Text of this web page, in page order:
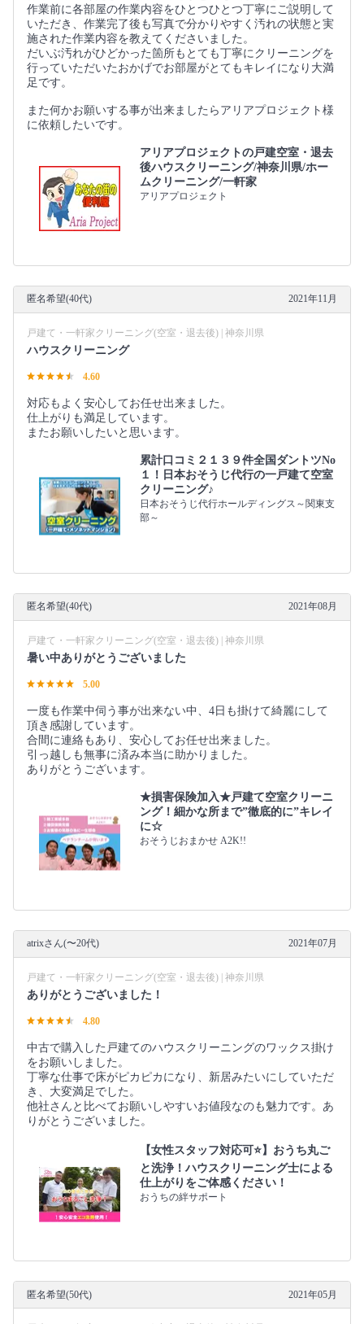
作業前に各部屋の作業内容をひとつひとつ丁寧にご説明して
いただき、作業完了後も写真で分かりやすく汚れの状態と実
施された作業内容を教えてくださいました。
だいぶ汚れがひどかった箇所もとても丁寧にクリーニングを
行っていただいたおかげでお部屋がとてもキレイになり大満
足です。
また何かお願いする事が出来ましたらアリアプロジェクト様
に依頼したいです。
アリアプロジェクトの戸建空室・退去
後ハウスクリーニング/神奈川県/ホー
ムクリーニング/一軒家
アリアプロジェクト
匿名希望(40代) 2021年11月
戸建て・一軒家クリーニング(空室・退去後) | 神奈川県
ハウスクリーニング
4.60
対応もよく安心してお任せ出来ました。
仕上がりも満足しています。
またお願いしたいと思います。
累計口コミ２１３９件全国ダントツNo
１！日本おそうじ代行の一戸建て空室
クリーニング♪
日本おそうじ代行ホールディングス～関東支
部～
匿名希望(40代) 2021年08月
戸建て・一軒家クリーニング(空室・退去後) | 神奈川県
暑い中ありがとうございました
5.00
一度も作業中伺う事が出来ない中、4日も掛けて綺麗にして
頂き感謝しています。
合間に連絡もあり、安心してお任せ出来ました。
引っ越しも無事に済み本当に助かりました。
ありがとうございます。
★損害保険加入★戸建て空室クリーニ
ング！細かな所まで”徹底的に”キレイ
に☆
おそうじおまかせ A2K!!
atrixさん(〜20代) 2021年07月
戸建て・一軒家クリーニング(空室・退去後) | 神奈川県
ありがとうございました！
4.80
中古で購入した戸建てのハウスクリーニングのワックス掛け
をお願いしました。
丁寧な仕事で床がピカピカになり、新居みたいにしていただ
き、大変満足でした。
他社さんと比べてお願いしやすいお値段なのも魅力です。あ
りがとうございました。
【女性スタッフ対応可⭐️】おうち丸ご
と洗浄！ハウスクリーニング士による
仕上がりをご体感ください！
おうちの絆サポート
匿名希望(50代) 2021年05月